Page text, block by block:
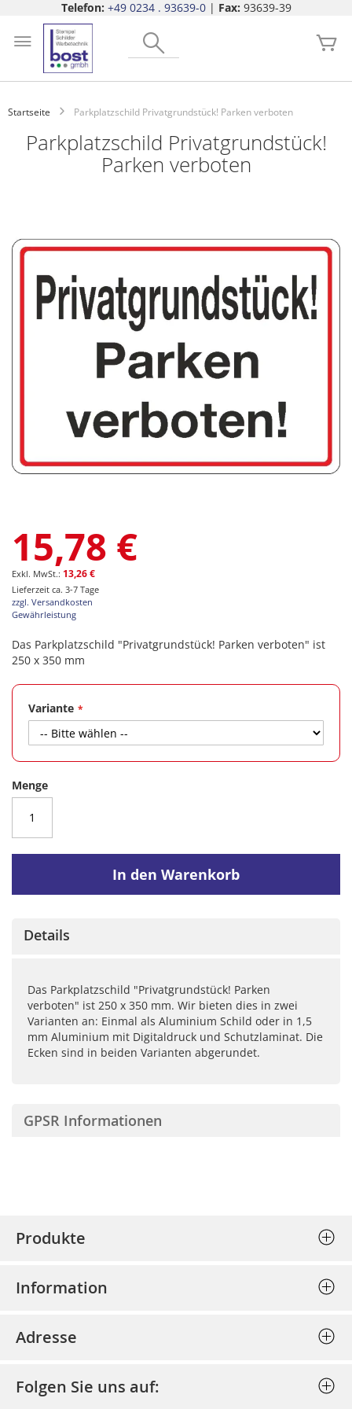
Telefon: +49 0234 . 93639-0| Fax: 93639-39
springen
Startseite Parkplatzschild Privatgrundstück! Parken verboten
Parkplatzschild Privatgrundstück!
Parken verboten
Bildgalerie
Anfang
der
Bildgalerie
springen
15,78 €
13,26 €
Lieferzeit ca. 3-7 Tage
zzgl. Versandkosten
Gewährleistung
Das Parkplatzschild "Privatgrundstück! Parken verboten" ist
250 x 350 mm
Variante
Menge
In den Warenkorb
Details
Das Parkplatzschild "Privatgrundstück! Parken
verboten" ist 250 x 350 mm. Wir bieten dies in zwei
Varianten an: Einmal als Aluminium Schild oder in 1,5
mm Aluminium mit Digitaldruck und Schutzlaminat. Die
Ecken sind in beiden Varianten abgerundet.
GPSR Informationen
Produkte
Textplatten einzeln
Prägepressen
Discount
Information
Datenschutz
Bestellung stornieren
Adresse
Schildertechnik GmbH
Folgen Sie uns auf: